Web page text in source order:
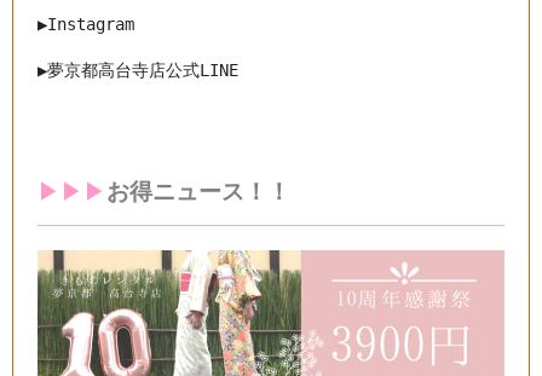
▶︎Instagram
▶︎夢京都高台寺店公式LINE
▶︎▶︎▶︎ お得ニュース！！